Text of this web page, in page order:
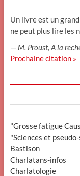
Un livre est un
ne peut plus lire les
— M. Proust, A la
Prochaine citation »
"Grosse fatigue
"Sciences et
Bastison
Charlatans-infos
Charlatologie